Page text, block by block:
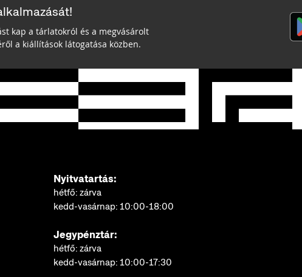
kap a tárlatokról és a megvásárolt
a kiállítások látogatása közben.
Nyitvatartás:
hétfő: zárva
kedd-vasárnap: 10:00-18:00
Jegypénztár:
hétfő: zárva
kedd-vasárnap: 10:00-17:30